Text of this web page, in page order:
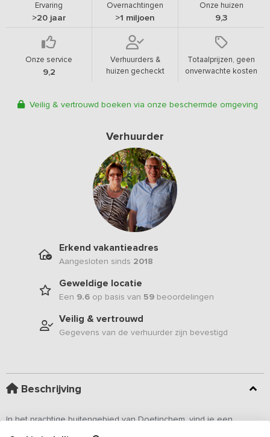
Ervaring
>20 jaar
Overnachtingen
>1 miljoen
Onze huizen
9,3
Onze service
9,2
Verhuurders &
huizen gecheckt
Totaalprijzen, geen
onverwachte kosten
Veilig & vertrouwd boeken via onze beschermde omgeving
Verhuurder
Erkend vakantieadres
Aangesloten sinds 2018
Geweldige locatie
Een 9.6 op basis van 59 beoordelingen
Veilig & vertrouwd
Gegevens van de verhuurder zijn bevestigd
Beschrijving
In het prachtige buitengebied van Doetinchem, vind je een